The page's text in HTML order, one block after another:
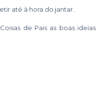
até à hora do jantar.
de Pais as boas ideias